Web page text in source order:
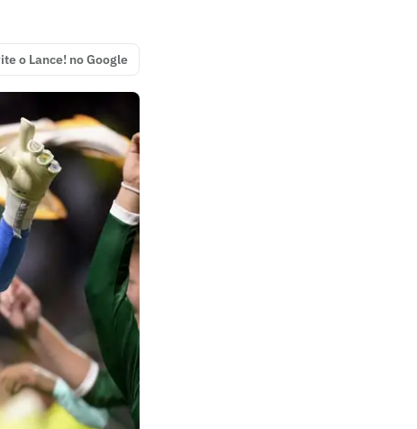
o Lance! no Google